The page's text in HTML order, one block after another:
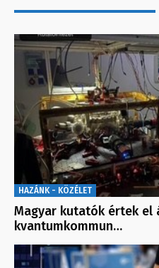
HAZÁNK - KÖZÉLET
Magyar kutatók értek el
kvantumkommun…